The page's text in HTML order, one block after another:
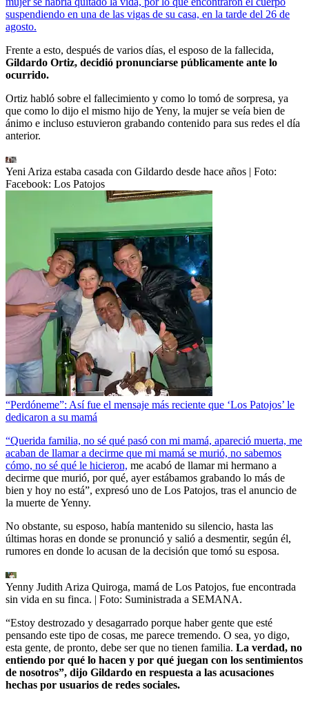
suspendiendo en una de las vigas de su casa, en la tarde del 26 de
agosto.
Frente a esto, después de varios días, el esposo de la fallecida,
Gildardo Ortiz, decidió pronunciarse públicamente ante lo
ocurrido.
Ortiz habló sobre el fallecimiento y como lo tomó de sorpresa, ya
que como lo dijo el mismo hijo de Yeny, la mujer se veía bien de
ánimo e incluso estuvieron grabando contenido para sus redes el día
anterior.
Yeni Ariza estaba casada con Gildardo desde hace años | Foto:
Facebook: Los Patojos
“Perdóneme”: Así fue el mensaje más reciente que ‘Los Patojos’ le
dedicaron a su mamá
“Querida familia, no sé qué pasó con mi mamá, apareció muerta, me
acaban de llamar a decirme que mi mamá se murió, no sabemos
cómo, no sé qué le hicieron, me acabó de llamar mi hermano a
decirme que murió, por qué, ayer estábamos grabando lo más de
bien y hoy no está”, expresó uno de Los Patojos, tras el anuncio de
la muerte de Yenny.
No obstante, su esposo, había mantenido su silencio, hasta las
últimas horas en donde se pronunció y salió a desmentir, según él,
rumores en donde lo acusan de la decisión que tomó su esposa.
Yenny Judith Ariza Quiroga, mamá de Los Patojos, fue encontrada
sin vida en su finca. | Foto: Suministrada a SEMANA.
“Estoy destrozado y desagarrado porque haber gente que esté
pensando este tipo de cosas, me parece tremendo. O sea, yo digo,
esta gente, de pronto, debe ser que no tienen familia. La verdad, no
entiendo por qué lo hacen y por qué juegan con los sentimientos
de nosotros”, dijo Gildardo en respuesta a las acusaciones
hechas por usuarios de redes sociales.